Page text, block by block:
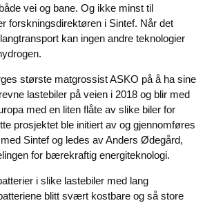
vei og bane. Og ikke minst til
forskningsdirektøren i Sintef. Når det
kan ingen andre teknologier
største matgrossist ASKO på å ha sine
lastebiler på veien i 2018 og blir med
med en liten flåte av slike biler for
prosjektet ble initiert av og gjennomføres
Sintef og ledes av Anders Ødegård,
for bærekraftig energiteknologi.
i slike lastebiler med lang
blitt svært kostbare og så store